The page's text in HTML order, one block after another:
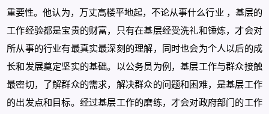
重要性。他认为，万丈高楼平地起，不论从事什么行业 ，基层的
工作经验都是宝贵的财富，只有在基层经受洗礼和锤炼，才会对
所从事的行业有最真实最深刻的理解，同时也会为个人以后的成
长和发展奠定坚实的基础。以公务员为例，基层工作与群众接触
最密切，了解群众的需求，解决群众的问题和困难，是基层工作
的出发点和目标。经过基层工作的磨练，才会对政府部门的工作